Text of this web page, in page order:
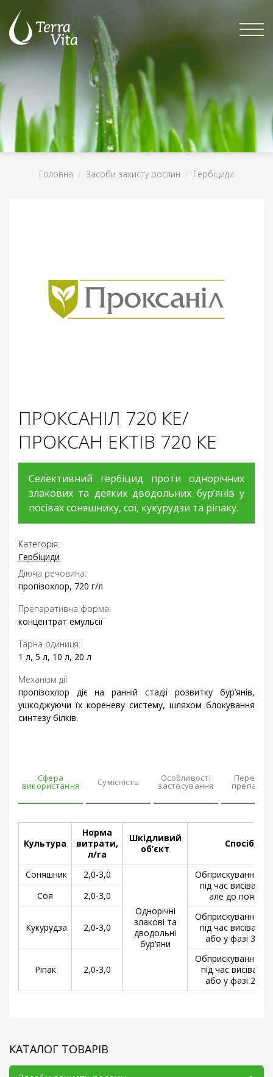
content
Головна / Засоби захисту рослин / Гербіциди
КАТАЛОГ ТОВАРІВ
ПРОКСАНІЛ 720 КЕ/
ПРОКСАН ЕКТІВ 720 КЕ
Селективний гербіцид проти однорічних
злакових та деяких дводольних бур’янів у
посівах соняшнику, сої, кукурудзи та ріпаку.
Категорія:
Гербіциди
Діюча речовина:
пропізохлор, 720 г/л
Препаративна форма:
концентрат емульсії
Тарна одиниця:
1 л, 5 л, 10 л, 20 л
Механізм дії:
пропізохлор діє на ранній стадії розвитку бур’янів,
ушкоджуючи їх кореневу систему, шляхом блокування
синтезу білків.
Сфера
використання Сумісність Особливості
застосування
Переваги
Культура
Норма
витрати,
л/га
Шкідливий
об’єкт
Спосіб,
Соняшник 2,0-3,0
Однорічні
злакові та
дводольні
бур’яни
Обприскування
під час
але до появи
Соя 2,0-3,0
Кукурудза 2,0-3,0
Обприскування
під час
або у фазі 3-4
Ріпак 2,0-3,0
Обприскування
під час
або у фазі 2-4